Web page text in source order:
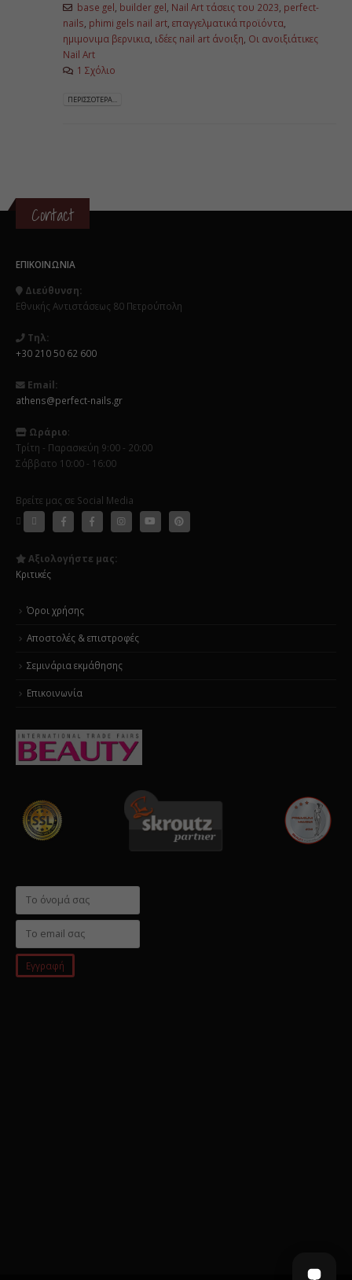
base gel, builder gel, Nail Art τάσεις του 2023, perfect-
nails, phimi gels nail art, επαγγελματικά προϊόντα,
ημιμονιμα βερνικια, ιδέες nail art άνοιξη, Οι ανοιξιάτικες
Nail Art
1 Σχόλιο
ΠΕΡΙΣΣΌΤΕΡΑ...
Contact
ΕΠΙΚΟΙΝΩΝΊΑ
Διεύθυνση:
Εθνικής Αντιστάσεως 80 Πετρούπολη
Τηλ:
+30 210 50 62 600
Email:
athens@perfect-nails.gr
Ωράριο:
Τρίτη - Παρασκεύη 9:00 - 20:00
Σάββατο 10:00 - 16:00
Βρείτε μας σε Social Media
Αξιολογήστε μας:
Κριτικές
Όροι χρήσης
Αποστολές & επιστροφές
Σεμινάρια εκμάθησης
Επικοινωνία